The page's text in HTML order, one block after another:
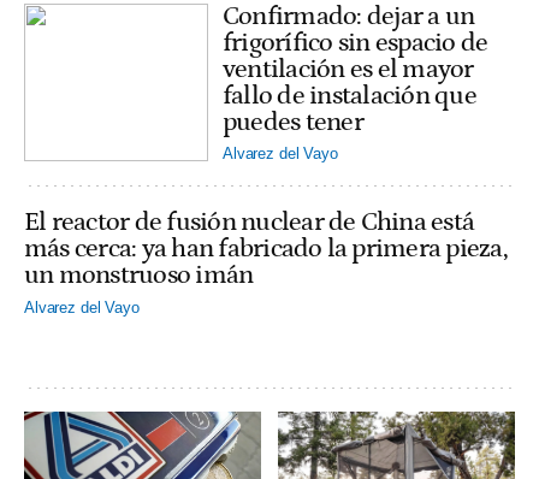
Confirmado: dejar a un
frigorífico sin espacio de
ventilación es el mayor
fallo de instalación que
puedes tener
Alvarez del Vayo
El reactor de fusión nuclear de China está
más cerca: ya han fabricado la primera pieza,
un monstruoso imán
Alvarez del Vayo